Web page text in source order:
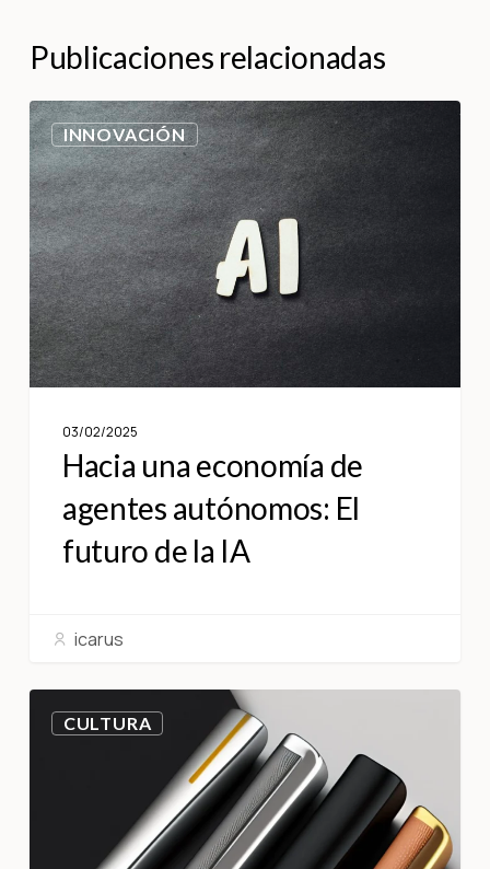
Publicaciones relacionadas
INNOVACIÓN
03/02/2025
Hacia una economía de
agentes autónomos: El
futuro de la IA
icarus
CULTURA